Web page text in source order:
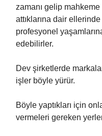
zamanı gelip
attıklarına dair
profesyonel
edebilirler.
Dev şirketlerde
işler böyle yürür.
Böyle yaptıkları için
vermeleri gereken